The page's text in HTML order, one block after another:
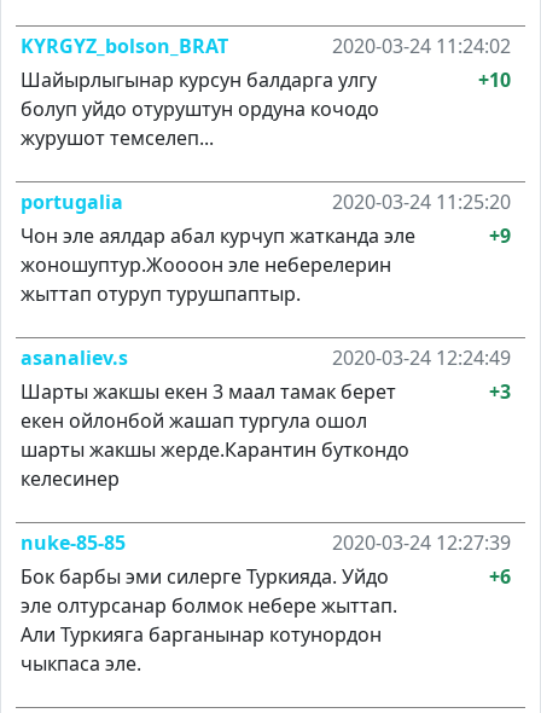
KYRGYZ_bolson_BRAT
2020-03-24 11:24:02
Шайырлыгынар курсун балдарга улгу
болуп уйдо отуруштун ордуна кочодо
журушот темселеп...
+10
portugalia
2020-03-24 11:25:20
Чон эле аялдар абал курчуп жатканда эле
жоношуптур.Жоооон эле неберелерин
жыттап отуруп турушпаптыр.
+9
asanaliev.s
2020-03-24 12:24:49
Шарты жакшы екен 3 маал тамак берет
екен ойлонбой жашап тургула ошол
шарты жакшы жерде.Карантин буткондо
келесинер
+3
nuke-85-85
2020-03-24 12:27:39
Бок барбы эми силерге Туркияда. Уйдо
эле олтурсанар болмок небере жыттап.
Али Туркияга барганынар котунордон
чыкпаса эле.
+6